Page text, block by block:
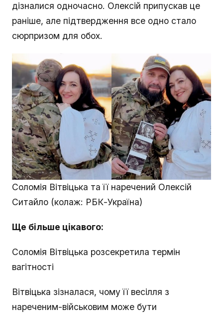
дізналися одночасно. Олексій припускав це
раніше, але підтвердження все одно стало
сюрпризом для обох.
Соломія Вітвіцька та її наречений Олексій
Ситайло (колаж: РБК-Україна)
Ще більше цікавого:
Соломія Вітвіцька розсекретила термін
вагітності
Вітвіцька зізналася, чому її весілля з
нареченим-військовим може бути